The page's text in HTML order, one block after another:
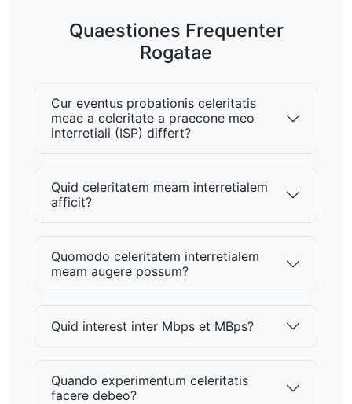
Quaestiones Frequenter
Rogatae
Cur eventus probationis celeritatis
meae a celeritate a praecone meo
interretiali (ISP) differt?
Quid celeritatem meam interretialem
afficit?
Quomodo celeritatem interretialem
meam augere possum?
Quid interest inter Mbps et MBps?
Quando experimentum celeritatis
facere debeo?